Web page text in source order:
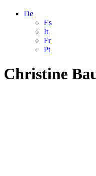
De
Es
It
Fr
Pt
Christine